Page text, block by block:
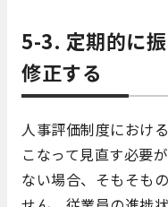
5-3. 定期的に
修正する
人事評価制度におけ
こなって見直す必要
ない場合、そもそも